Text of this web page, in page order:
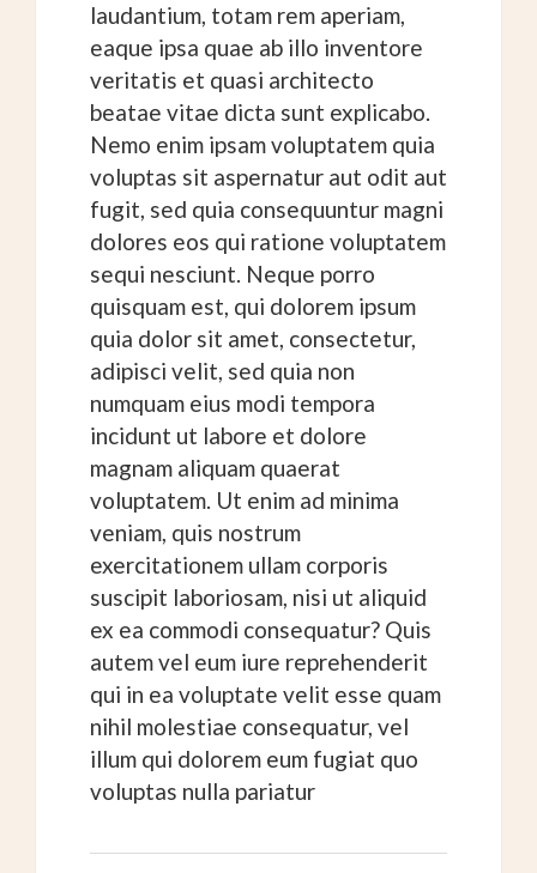
laudantium, totam rem aperiam,
eaque ipsa quae ab illo inventore
veritatis et quasi architecto
beatae vitae dicta sunt explicabo.
Nemo enim ipsam voluptatem quia
voluptas sit aspernatur aut odit aut
fugit, sed quia consequuntur magni
dolores eos qui ratione voluptatem
sequi nesciunt. Neque porro
quisquam est, qui dolorem ipsum
quia dolor sit amet, consectetur,
adipisci velit, sed quia non
numquam eius modi tempora
incidunt ut labore et dolore
magnam aliquam quaerat
voluptatem. Ut enim ad minima
veniam, quis nostrum
exercitationem ullam corporis
suscipit laboriosam, nisi ut aliquid
ex ea commodi consequatur? Quis
autem vel eum iure reprehenderit
qui in ea voluptate velit esse quam
nihil molestiae consequatur, vel
illum qui dolorem eum fugiat quo
voluptas nulla pariatur